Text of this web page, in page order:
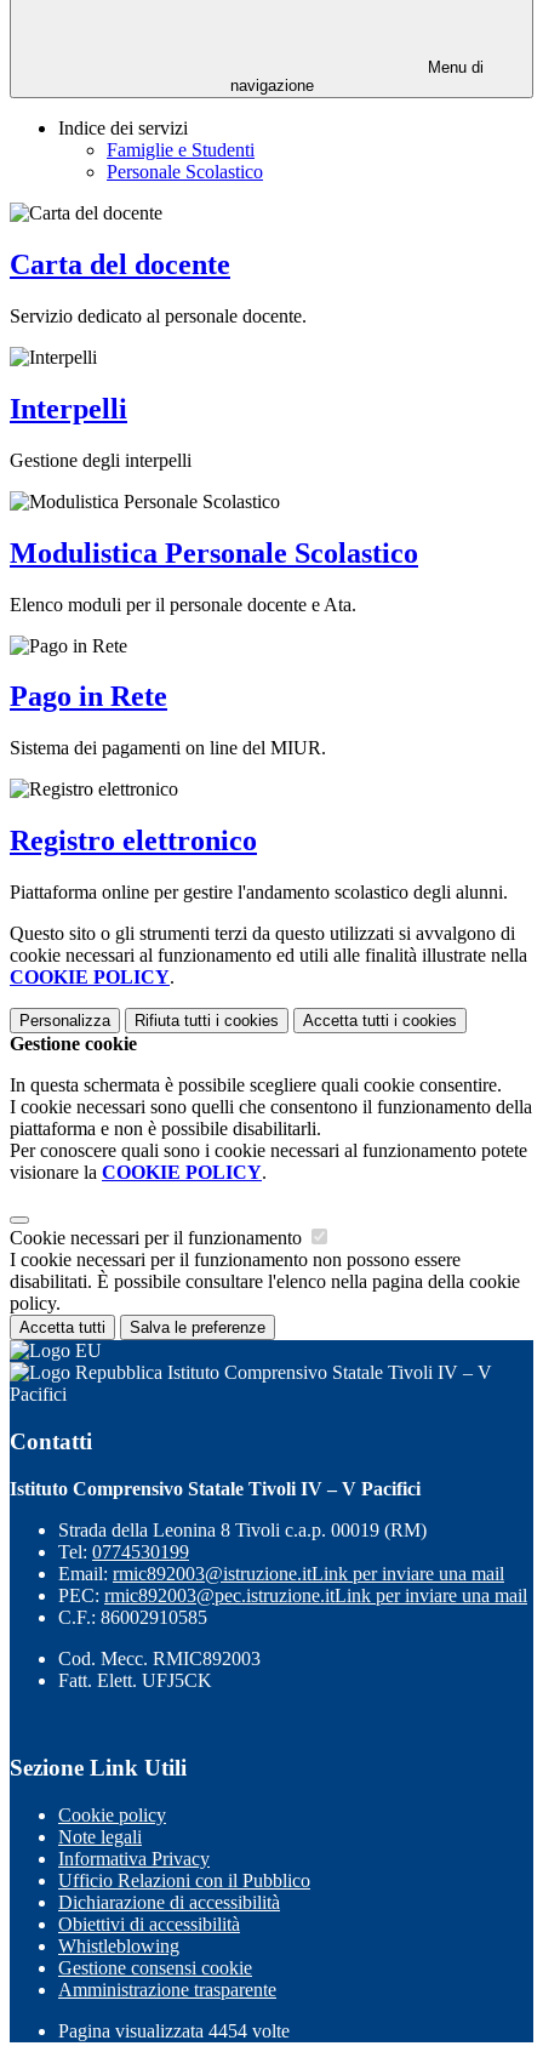
Menu di
navigazione
Indice dei servizi
Famiglie e Studenti
Personale Scolastico
Carta del docente
Servizio dedicato al personale docente.
Interpelli
Gestione degli interpelli
Modulistica Personale Scolastico
Elenco moduli per il personale docente e Ata.
Pago in Rete
Sistema dei pagamenti on line del MIUR.
Registro elettronico
Piattaforma online per gestire l'andamento scolastico degli alunni.
Questo sito o gli strumenti terzi da questo utilizzati si avvalgono di
cookie necessari al funzionamento ed utili alle finalità illustrate nella
COOKIE POLICY.
Personalizza Rifiuta tutti i cookies Accetta tutti i cookies
Gestione cookie
In questa schermata è possibile scegliere quali cookie consentire.
I cookie necessari sono quelli che consentono il funzionamento della
piattaforma e non è possibile disabilitarli.
Per conoscere quali sono i cookie necessari al funzionamento potete
visionare la COOKIE POLICY.
Cookie necessari per il funzionamento
I cookie necessari per il funzionamento non possono essere
disabilitati. È possibile consultare l'elenco nella pagina della cookie
policy.
Accetta tutti Salva le preferenze
Istituto Comprensivo Statale Tivoli IV – V
Pacifici
Contatti
Istituto Comprensivo Statale Tivoli IV – V Pacifici
Strada della Leonina 8 Tivoli c.a.p. 00019 (RM)
Tel: 0774530199
Email: rmic892003@istruzione.itLink per inviare una mail
PEC: rmic892003@pec.istruzione.itLink per inviare una mail
C.F.: 86002910585
Cod. Mecc. RMIC892003
Fatt. Elett. UFJ5CK
Sezione Link Utili
Cookie policy
Note legali
Informativa Privacy
Ufficio Relazioni con il Pubblico
Dichiarazione di accessibilità
Obiettivi di accessibilità
Whistleblowing
Gestione consensi cookie
Amministrazione trasparente
Pagina visualizzata 4454 volte